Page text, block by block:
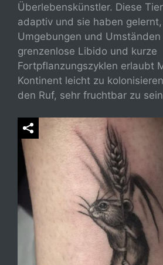
Überlebenskünstler. Diese
adaptiv und sie haben
Umgebungen und
grenzenlose Libido und kurze
Fortpflanzungszyklen erlaubt
Kontinent leicht zu
den Ruf, sehr fruchtbar zu